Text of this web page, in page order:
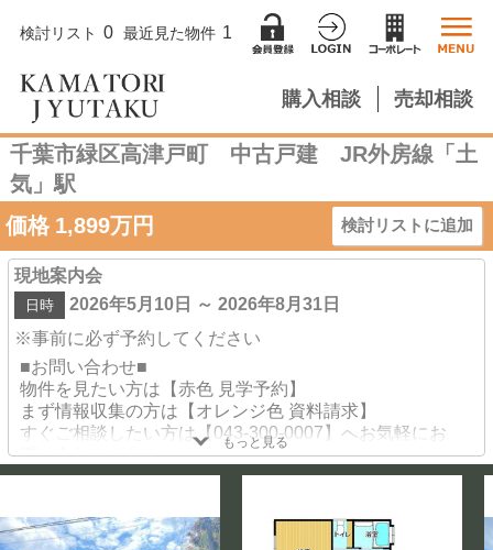
検討リスト 0 最近見た物件 1
購入相談 売却相談
千葉市緑区高津戸町 中古戸建 JR外房線「土
気」駅
価格 1,899万円 検討リストに追加
現地案内会
日時
2026年5月10日 ～ 2026年8月31日
※事前に必ず予約してください
■お問い合わせ■
物件を見たい方は【赤色 見学予約】
まず情報収集の方は【オレンジ色 資料請求】
すぐご相談したい方は【043-300-0007】へお気軽にお
問い合わせください♪
3つのご案内コースをご準備しております♪
もっと見る